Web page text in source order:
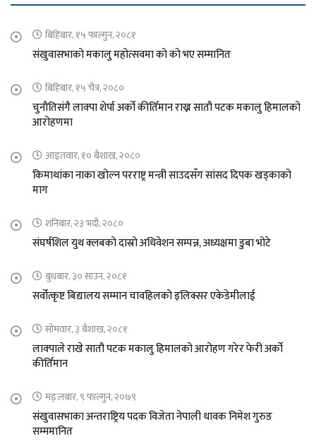
बिहिबार, १५ फाल्गुन, २०८१
संखुवासभाको मकालु महोत्सवमा को को भए सम्मानित
बिहिबार, १५ चैत्र, २०८०
चुनौतिसंगै लाक्पा शेर्पा अर्को कीर्तिमान राख्न सातौ पटक मकालु हिमालको
आरोहणमा
आइतवार, १० बैशाख, २०८०
किमाथांका नाका खोल्न परराष्ट्र मन्त्री साउदसँग सांसद दिपक खड्काको
माग
शनिबार, २३ भदौ, २०८०
संघर्षशिल युथ क्लबको दास्रो अधिवेशन सम्पन्न, अध्यक्षमा डुबा भोटे
बुधबार, ३० साउन, २०८१
सर्वोत्कृष्ट बिद्यालय सम्मान चावहिलको इलिक्सर एकेडेमीलाई
सोमवार, ३ बैशाख, २०८१
लाक्पाले राखे सातौ पटक मकालु हिमालको आरोहण गरेर फेरी अर्को
कीर्तिमान
मङ्लबार, ९ फाल्गुन, २०७९
संखुवासभाका अन्तराष्ट्रिय पदक विजेता नेपाली धावक निमेश गुरुङ
सम्ममानित